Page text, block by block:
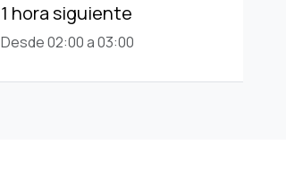
1 hora siguiente
Desde 02:00 a 03:00